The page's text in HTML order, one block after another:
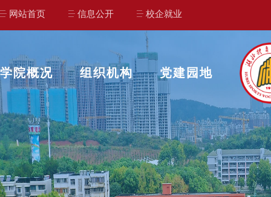
网站首页 信息公开 校企就业
学院概况 组织机构 党建园地